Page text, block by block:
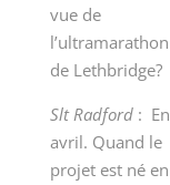
vue de
l’ultramarathon
de Lethbridge?
Slt Radford: En
avril. Quand le
projet est né en